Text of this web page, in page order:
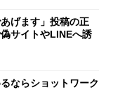
げます」投稿の正
サイトやLINEへ誘
ならショットワーク